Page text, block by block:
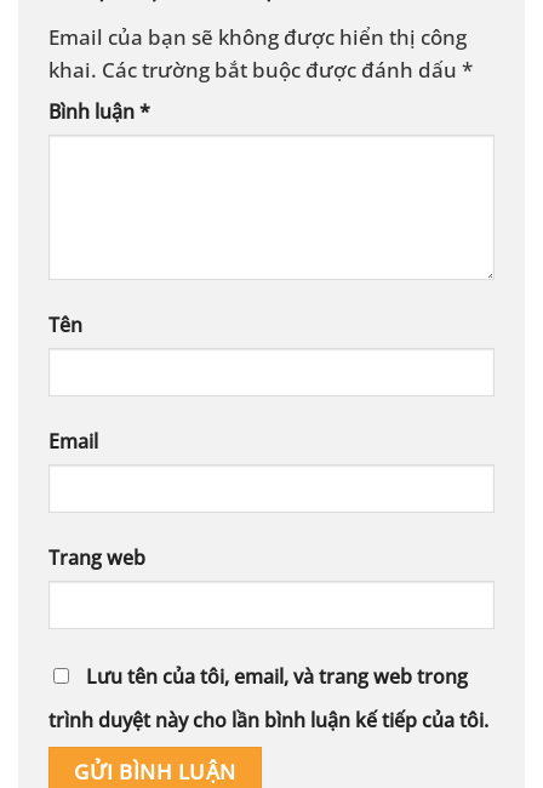
Email của bạn sẽ không được hiển thị công
khai. Các trường bắt buộc được đánh dấu *
Bình luận*
Tên
Email
Trang web
Lưu tên của tôi, email, và trang web trong
trình duyệt này cho lần bình luận kế tiếp của tôi.